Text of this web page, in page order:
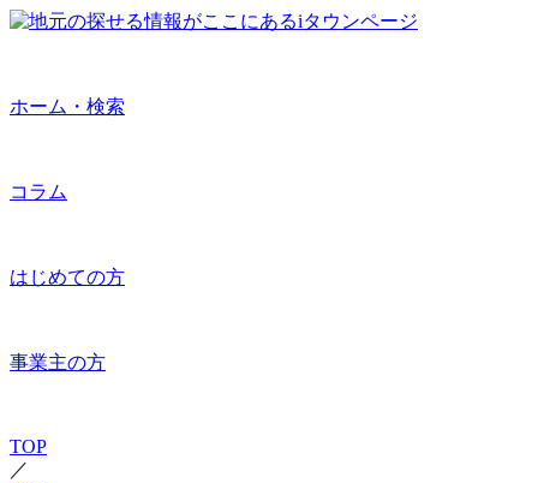
ホーム・検索
コラム
はじめての方
事業主の方
TOP
／